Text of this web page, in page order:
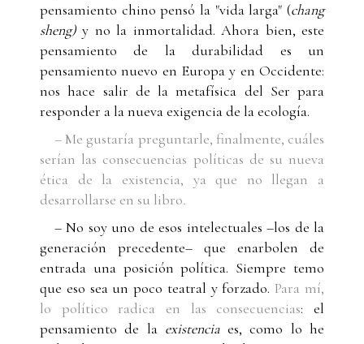
pensamiento chino pensó la "vida larga" (chang
sheng)y no la inmortalidad. Ahora bien, este
pensamiento de la durabilidad es un
pensamiento nuevo en Europa y en Occidente:
nos hace salir de la metafísica del Ser para
responder a la nueva exigencia de la ecología.
– Me gustaría preguntarle, finalmente, cuáles
serían las consecuencias políticas de su nueva
ética de la existencia, ya que no llegan a
desarrollarse en su libro.
– No soy uno de esos intelectuales –los de la
generación precedente– que enarbolen de
entrada una posición política. Siempre temo
que eso sea un poco teatral y forzado.Para mí,
lo político radica en las consecuencias: el
pensamiento de la existenciaes, como lo he